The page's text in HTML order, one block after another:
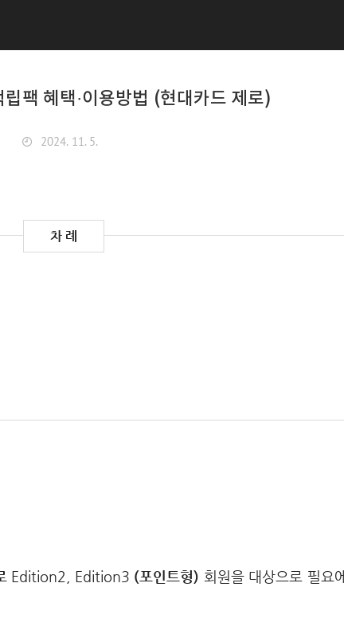
팩 혜택·이용방법 (현대카드 제로)
2024. 11. 5.
Edition2, Edition3 (포인트형) 회원을 대상으로 필요에